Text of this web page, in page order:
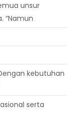
unsur
“Namun
kebutuhan
serta